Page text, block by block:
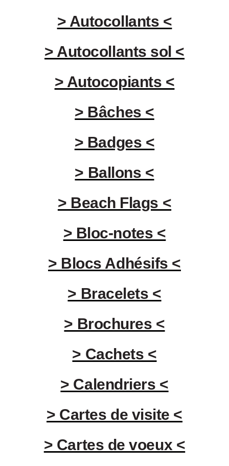
> Autocollants <
> Autocollants sol <
> Autocopiants <
> Bâches <
> Badges <
> Ballons <
> Beach Flags <
> Bloc-notes <
> Blocs Adhésifs <
> Bracelets <
> Brochures <
> Cachets <
> Calendriers <
> Cartes de visite <
> Cartes de voeux <